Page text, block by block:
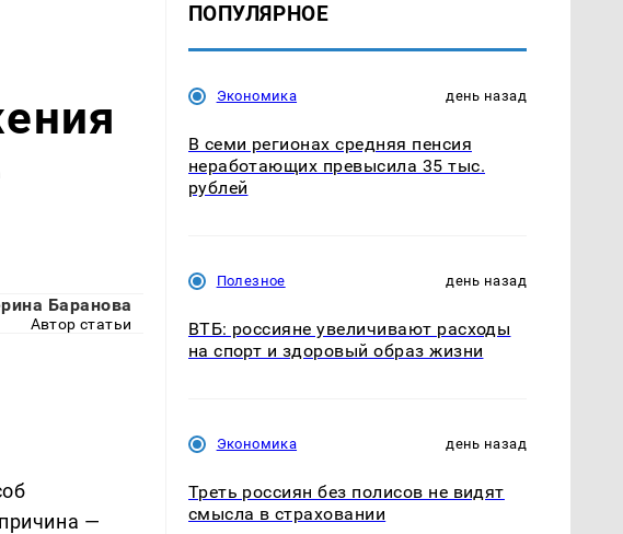
Баранова
Автор статьи
—
ПОПУЛЯРНОЕ
Экономика день назад
В семи регионах средняя пенсия
неработающих превысила 35 тыс.
рублей
Полезное день назад
ВТБ: россияне увеличивают расходы
на спорт и здоровый образ жизни
Экономика день назад
Треть россиян без полисов не видят
смысла в страховании